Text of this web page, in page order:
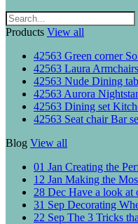
Products View all
42563 Green corner
42563 Laura Armchairs
42563 Nude Dining
42563 Aurora
42563 Dining set
42563 Seat chair Bar
Blog View all
01 Jan Creating the
12 Jan Making the
28 Dec Have a look at
31 Sep Decorating
22 Sep The 3 Tricks